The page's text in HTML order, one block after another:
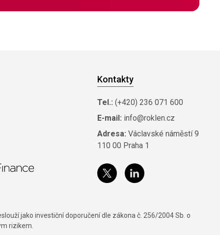
Kontakty
Tel.: (+420) 236 071 600
E-mail: info@roklen.cz
Adresa: Václavské náměstí 9
110 00 Praha 1
jako investiční doporučení dle zákona č. 256/2004 Sb. o
rizikem.